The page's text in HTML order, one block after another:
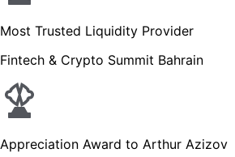
Most Trusted Liquidity Provider
Fintech & Crypto Summit Bahrain
Appreciation Award to Arthur Azizov